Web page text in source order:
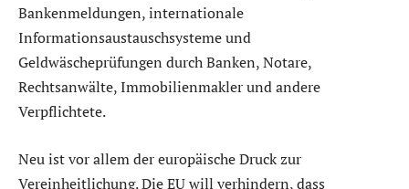
Bankenmeldungen, internationale
Informationsaustauschsysteme und
Geldwäscheprüfungen durch Banken, Notare,
Rechtsanwälte, Immobilienmakler und andere
Verpflichtete.
Neu ist vor allem der europäische Druck zur
Vereinheitlichung. Die EU will verhindern, dass